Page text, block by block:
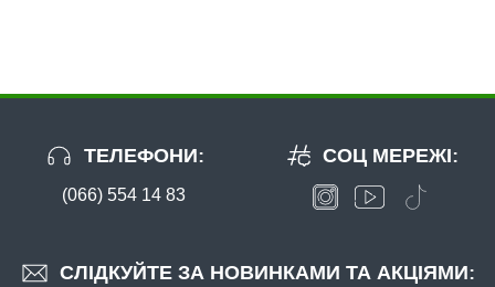
ТЕЛЕФОНИ:
(066) 554 14 83
СЛІДКУЙТЕ ЗА НОВИНКАМИ ТА АКЦІЯМИ:
СОЦ МЕРЕЖІ: